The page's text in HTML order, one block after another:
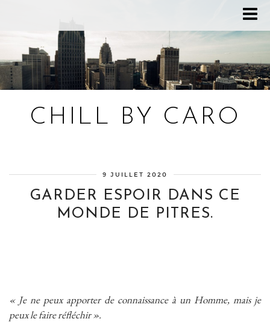
CHILL BY CARO
9 JUILLET 2020
GARDER ESPOIR DANS CE
MONDE DE PITRES.
« Je ne peux apporter de connaissance à un Homme, mais je
peux le faire réfléchir ».